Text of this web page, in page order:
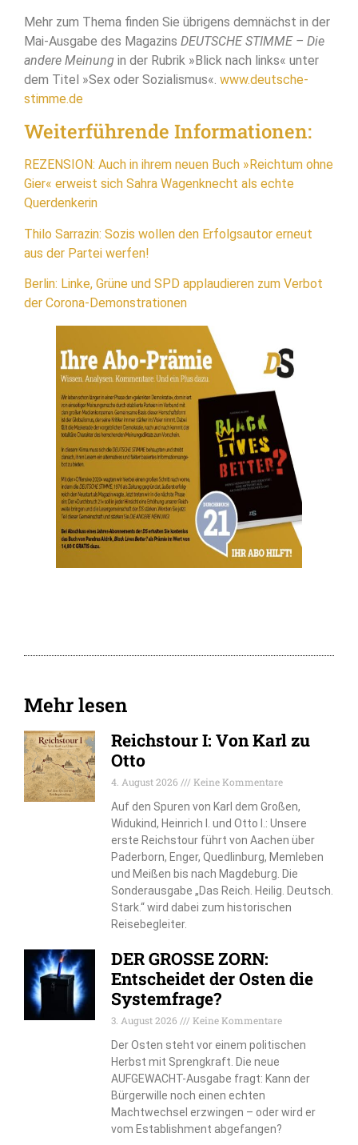
Mehr zum Thema finden Sie übrigens demnächst in der
Mai-Ausgabe des Magazins DEUTSCHE STIMME – Die
andere Meinung in der Rubrik »Blick nach links« unter
dem Titel »Sex oder Sozialismus«. www.deutsche-
stimme.de
Weiterführende Informationen:
REZENSION: Auch in ihrem neuen Buch »Reichtum ohne
Gier« erweist sich Sahra Wagenknecht als echte
Querdenkerin
Thilo Sarrazin: Sozis wollen den Erfolgsautor erneut
aus der Partei werfen!
Berlin: Linke, Grüne und SPD applaudieren zum Verbot
der Corona-Demonstrationen
Mehr lesen
Reichstour I: Von Karl zu
Otto
4. August 2026
Keine Kommentare
Auf den Spuren von Karl dem Großen,
Widukind, Heinrich I. und Otto I.: Unsere
erste Reichstour führt von Aachen über
Paderborn, Enger, Quedlinburg, Memleben
und Meißen bis nach Magdeburg. Die
Sonderausgabe „Das Reich. Heilig. Deutsch.
Stark.“ wird dabei zum historischen
Reisebegleiter.
DER GROSSE ZORN:
Entscheidet der Osten die
Systemfrage?
3. August 2026
Keine Kommentare
Der Osten steht vor einem politischen
Herbst mit Sprengkraft. Die neue
AUFGEWACHT-Ausgabe fragt: Kann der
Bürgerwille noch einen echten
Machtwechsel erzwingen – oder wird er
vom Establishment abgefangen?